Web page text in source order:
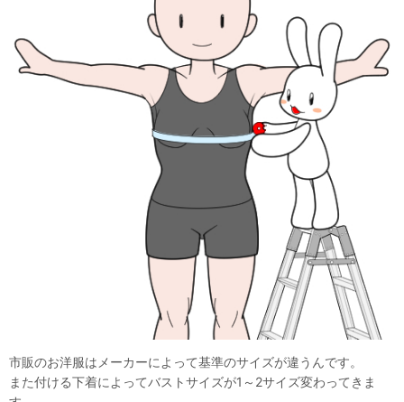
市販のお洋服はメーカーによって基準のサイズが違うんです。
また付ける下着によってバストサイズが1～2サイズ変わってきま